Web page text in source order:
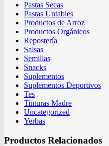
Pastas Secas
Pastas Untables
Productos de Arroz
Productos Orgánicos
Repostería
Salsas
Semillas
Snacks
Suplementos
Suplementos Deportivos
Tes
Tinturas Madre
Uncategorized
Yerbas
Productos Relacionados